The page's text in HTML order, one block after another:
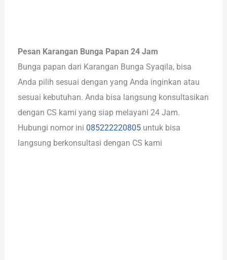
Pesan Karangan Bunga Papan 24 Jam
Bunga papan dari Karangan Bunga Syaqila, bisa
Anda pilih sesuai dengan yang Anda inginkan atau
sesuai kebutuhan. Anda bisa langsung konsultasikan
dengan CS kami yang siap melayani 24 Jam.
Hubungi nomor ini 085222220805 untuk bisa
langsung berkonsultasi dengan CS kami